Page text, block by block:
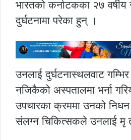
भारतको कर्नाटकका २७
दुर्घटनामा परेका हुन् ।
उनलाई दुर्घटनास्थलवाट
नजिकैको अस्पतालमा भर्ना
उपचारका क्रममा उनको
संलग्न चिकित्सकले उनलाई मृ